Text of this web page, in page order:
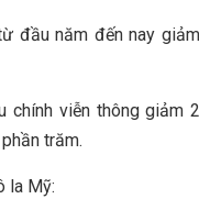
đầu năm đến nay
chính viễn thông giảm
trăm.
la Mỹ: